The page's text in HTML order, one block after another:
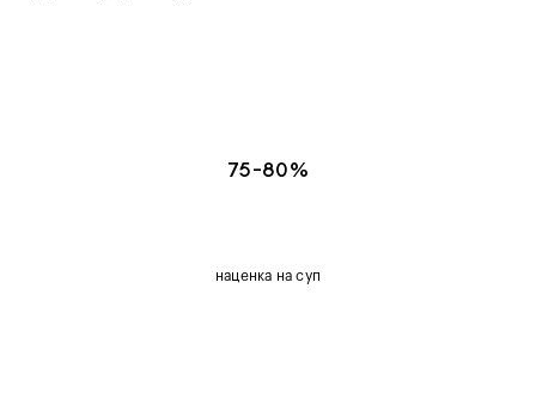
75-80%
наценка на суп